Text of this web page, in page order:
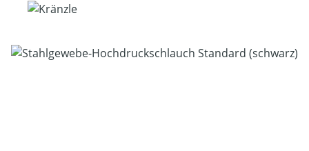
Bildergalerie überspringen